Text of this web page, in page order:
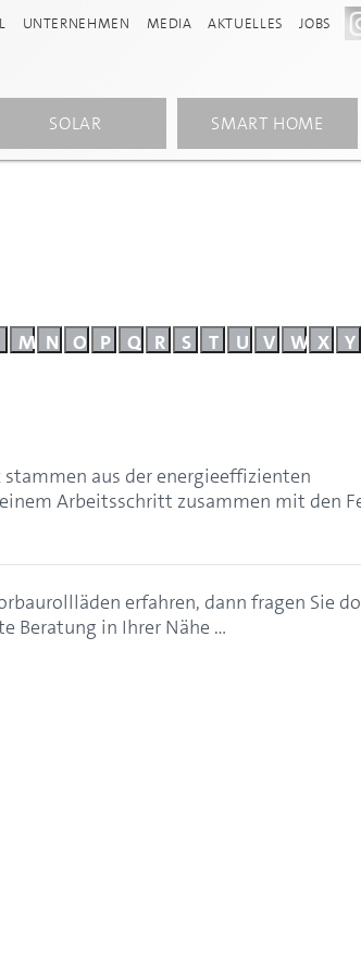
UNTERNEHMEN MEDIA AKTUELLES JOBS
SOLAR SMART HOME
M N O P Q R S T U V W X Y
aus der energieeffizienten
Arbeitsschritt zusammen mit den
erfahren, dann fragen Sie
Beratung in Ihrer Nähe …